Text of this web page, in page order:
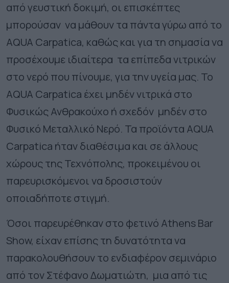
από γευστική δοκιμή, οι επισκέπτες
μπορούσαν να μάθουν τα πάντα γύρω από το
AQUA Carpatica, καθώς και για τη σημασία να
προσέχουμε ιδιαίτερα τα επίπεδα νιτρικών
στο νερό που πίνουμε, για την υγεία μας. Το
AQUA Carpatica έχει μηδέν νιτρικά στο
Φυσικώς Ανθρακούχο ή σχεδόν μηδέν στο
Φυσικό Μεταλλικό Νερό. Τα προϊόντα AQUA
Carpatica ήταν διαθέσιμα και σε άλλους
χώρους της Τεχνόπολης, προκειμένου οι
παρευρισκόμενοι να δροσιστούν
οποιαδήποτε στιγμή.
Όσοι παρευρέθηκαν στο φετινό Athens Bar
Show, είχαν επίσης τη δυνατότητα να
παρακολουθήσουν το ενδιαφέρον σεμινάριο
από τον Στέφανο Δωματιώτη, μια από τις